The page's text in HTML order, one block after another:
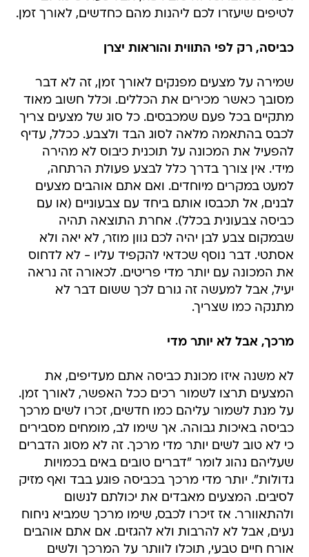
לטיפים שיעזרו לכם ליהנות מהם כחדשים, לאורך זמן.
כביסה, רק לפי התווית והוראות יצרן
שמירה על מצעים מפנקים לאורך זמן, זה לא דבר
מסובך כאשר מכירים את הכללים. וכלל חשוב מאוד
מתקיים בכל פעם שמכבסים. כל סוג של מצעים צריך
לכבס בהתאמה מלאה לסוג הבד ולצבע. ככלל, עדיף
להפעיל את המכונה על תוכנית כיבוס לא מהירה
מידי. אין צורך בדרך כלל לבצע פעולת הרתחה,
למעט במקרים מיוחדים. ואם אתם אוהבים מצעים
לבנים, אל תכבסו אותם ביחד עם צבעוניים (או עם
כביסה צבעונית בכלל). אחרת התוצאה תהיה
שבמקום צבע לבן יהיה לכם גוון מוזר, לא יאה ולא
אסתטי. דבר נוסף שכדאי להקפיד עליו - לא לדחוס
את המכונה עם יותר מדי פריטים. לכאורה זה נראה
יעיל, אבל למעשה זה גורם לכך ששום דבר לא
מתנקה כמו שצריך.
מרכך, אבל לא יותר מדי
לא משנה איזו מכונת כביסה אתם מעדיפים, את
המצעים תרצו לשמור רכים ככל האפשר, לאורך זמן.
על מנת לשמור עליהם כמו חדשים, זכרו לשים מרכך
כביסה באיכות גבוהה. אך שימו לב, מומחים מסבירים
כי לא טוב לשים יותר מדי מרכך. זה לא מסוג הדברים
שעליהם נהוג לומר "דברים טובים באים בכמויות
גדולות". יותר מדי מרכך בכביסה פוגע בבד ואף מזיק
לסיבים. המצעים מאבדים את יכולתם לנשום
ולהתאוורר. אז זיכרו לכבס, שימו מרכך שמביא ניחוח
נעים, אבל לא להרבות ולא להגזים. אם אתם אוהבים
אורח חיים טבעי, תוכלו לוותר על המרכך ולשים